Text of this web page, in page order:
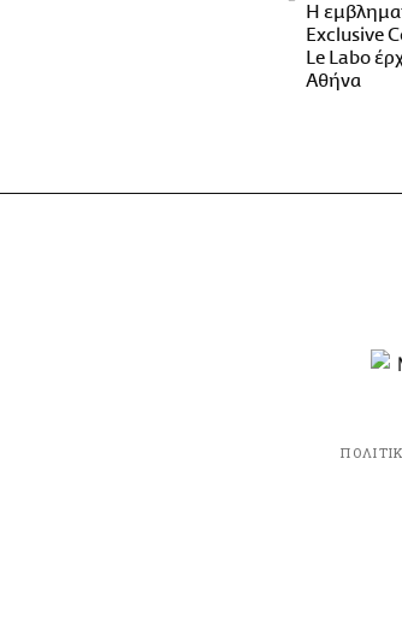
Η
Exclusive
Le Labo
Αθήνα